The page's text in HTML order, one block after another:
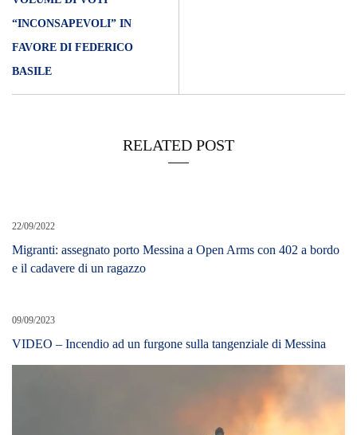
“INCONSAPEVOLI” IN
FAVORE DI FEDERICO
BASILE
RELATED POST
22/09/2022
Migranti: assegnato porto Messina a Open Arms con 402 a bordo
e il cadavere di un ragazzo
09/09/2023
VIDEO – Incendio ad un furgone sulla tangenziale di Messina